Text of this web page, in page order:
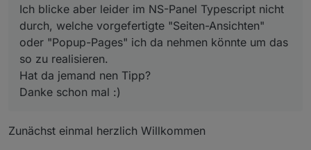
Ich blicke aber leider im NS-Panel Typescript nicht
durch, welche vorgefertigte "Seiten-Ansichten"
oder "Popup-Pages" ich da nehmen könnte um das
so zu realisieren.
Hat da jemand nen Tipp?
Danke schon mal :)
Zunächst einmal herzlich Willkommen